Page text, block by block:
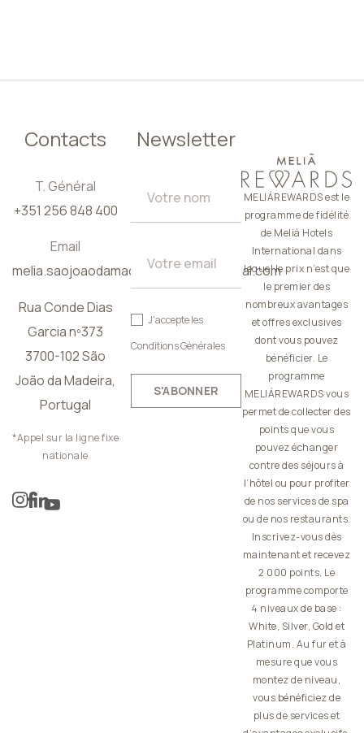
Contacts
T. Général
+351 256 848 400
Email
melia.saojoaodamadeira@meliaportugal.com
Rua Conde Dias
Garcia nº373
3700-102 São
João da Madeira,
Portugal
*Appel sur la ligne fixe
nationale
Newsletter
J'accepte les
Conditions Générales
S'ABONNER
MELIÁREWARDS est le
programme de fidélité
de Meliá Hotels
International dans
lequel le prix n’est que
le premier des
nombreux avantages
et offres exclusives
dont vous pouvez
bénéficier. Le
programme
MELIÁREWARDS vous
permet de collecter des
points que vous
pouvez échanger
contre des séjours à
l’hôtel ou pour profiter
de nos services de spa
ou de nos restaurants.
Inscrivez-vous dès
maintenant et recevez
2 000 points. Le
programme comporte
4 niveaux de base :
White, Silver, Gold et
Platinum. Au fur et à
mesure que vous
montez de niveau,
vous bénéficiez de
plus de services et